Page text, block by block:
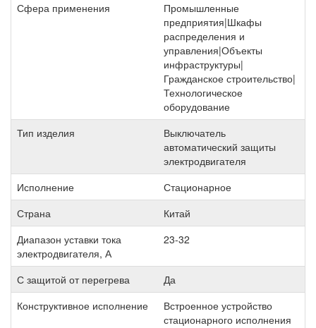
Сфера применения
Промышленные
предприятия|Шкафы
распределения и
управления|Объекты
инфраструктуры|
Гражданское строительство|
Технологическое
оборудование
Тип изделия
Выключатель
автоматический защиты
электродвигателя
Исполнение
Стационарное
Страна
Китай
Диапазон уставки тока
электродвигателя, А
23-32
С защитой от перегрева
Да
Конструктивное исполнение
Встроенное устройство
стационарного исполнения